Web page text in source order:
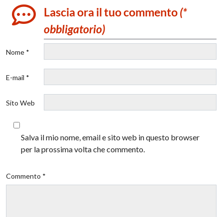
Lascia ora il tuo commento(*
obbligatorio)
Nome *
E-mail *
Sito Web
Salva il mio nome, email e sito web in questo browser
per la prossima volta che commento.
Commento *